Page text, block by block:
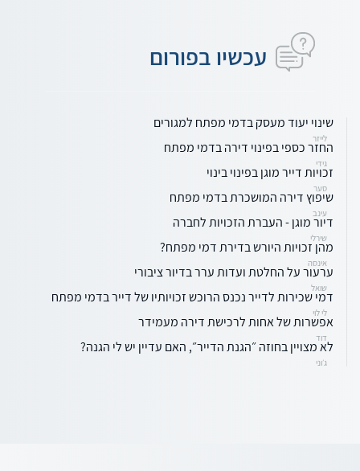
עכשיו בפורום
שינוי יעוד מעסק בדמי מפתח למגורים
לייזר
החזר כספי בפינוי דירה בדמי מפתח
גידי
זכויות דייר מוגן בפינוי בינוי
סער
שיפוץ דירה המושכרת בדמי מפתח
עינב
דיור מוגן - העברת הזכויות לחברה
שירלי
מהן זכויות היורש בדירת דמי מפתח?
אינסה
ערעור על החלטת ועדות ערר בדיור ציבורי
שואל
דמי שכירות לדייר נכנס הרוכש זכויותיו של דייר בדמי מפתח
לי לוי
אפשרות של אחות לרכישת דירה מעמידר
דוד
לא מצויין בחוזה ״הגנת הדייר״, האם עדיין יש לי הגנה?
ג׳וני